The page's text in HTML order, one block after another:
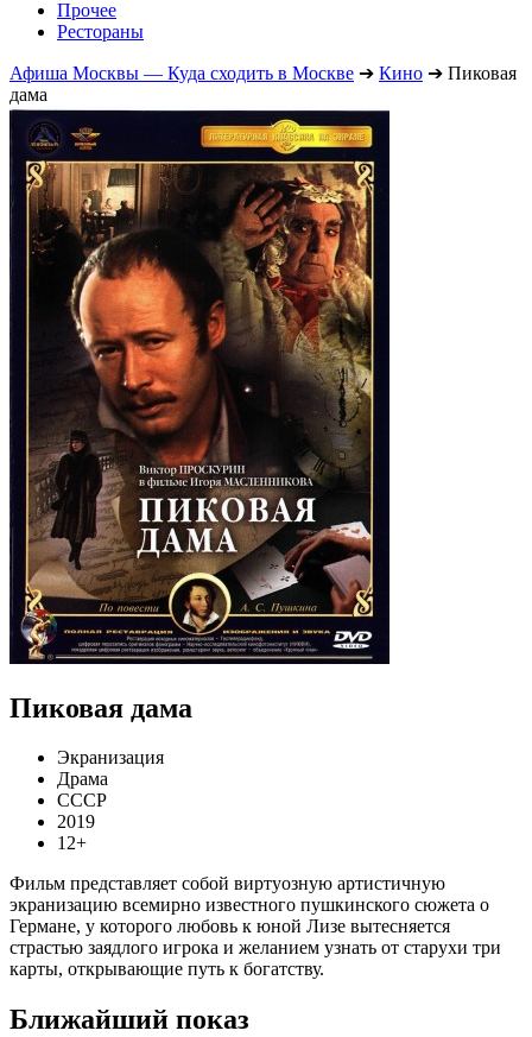
Прочее
Рестораны
Афиша Москвы — Куда сходить в Москве ➔ Кино ➔ Пиковая
дама
Пиковая дама
Экранизация
Драма
СССР
2019
12+
Фильм представляет собой виртуозную артистичную
экранизацию всемирно известного пушкинского сюжета о
Германе, у которого любовь к юной Лизе вытесняется
страстью заядлого игрока и желанием узнать от старухи три
карты, открывающие путь к богатству.
Ближайший показ